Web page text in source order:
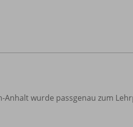
Anhalt wurde passgenau zum